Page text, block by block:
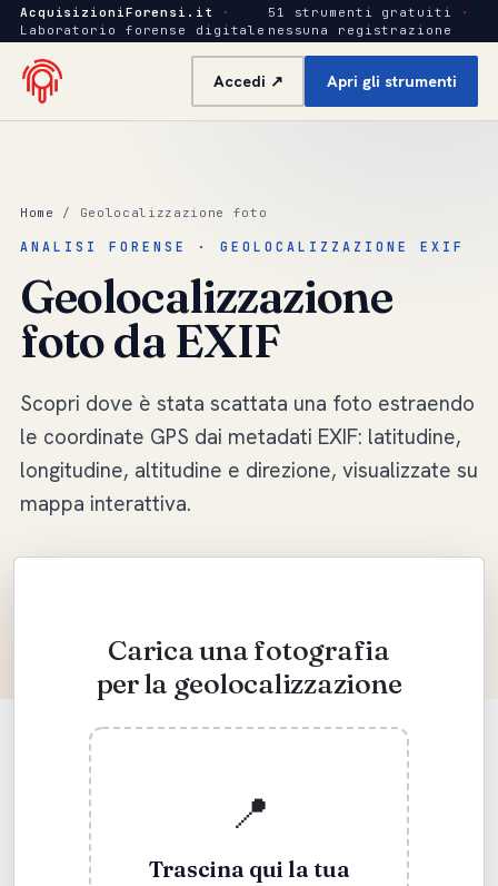
AcquisizioniForensi.it
·
Laboratorio forense digitale
51 strumenti gratuiti
·
nessuna registrazione
Accedi ↗ Apri gli strumenti
Home / Geolocalizzazione foto
ANALISI FORENSE · GEOLOCALIZZAZIONE EXIF
Geolocalizzazione
foto da EXIF
Scopri dove è stata scattata una foto estraendo
le coordinate GPS dai metadati EXIF: latitudine,
longitudine, altitudine e direzione, visualizzate su
mappa interattiva.
Carica una fotografia
per la geolocalizzazione
📍
Trascina qui la tua